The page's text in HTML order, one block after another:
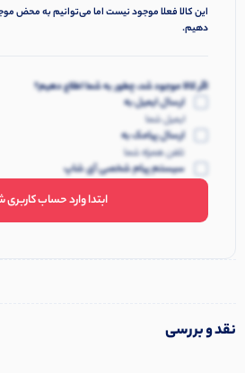
این کالا فعلا موجود نیست اما می‌توانیم به محض
دهیم.
اگر کالا موجود شد، چطور به شما اطلاع دهیم؟
ارسال ایمیل به
ایمیل شما
ارسال پیامک به
تلفن همراه شما
سیستم پیام شخصی آی شاپ
ابتدا وارد حساب
نقد و بررسی